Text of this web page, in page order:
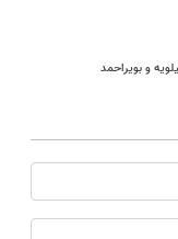
و بویراحمد